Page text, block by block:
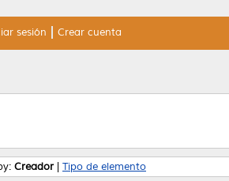
sesión Crear cuenta
Creador Tipo de elemento